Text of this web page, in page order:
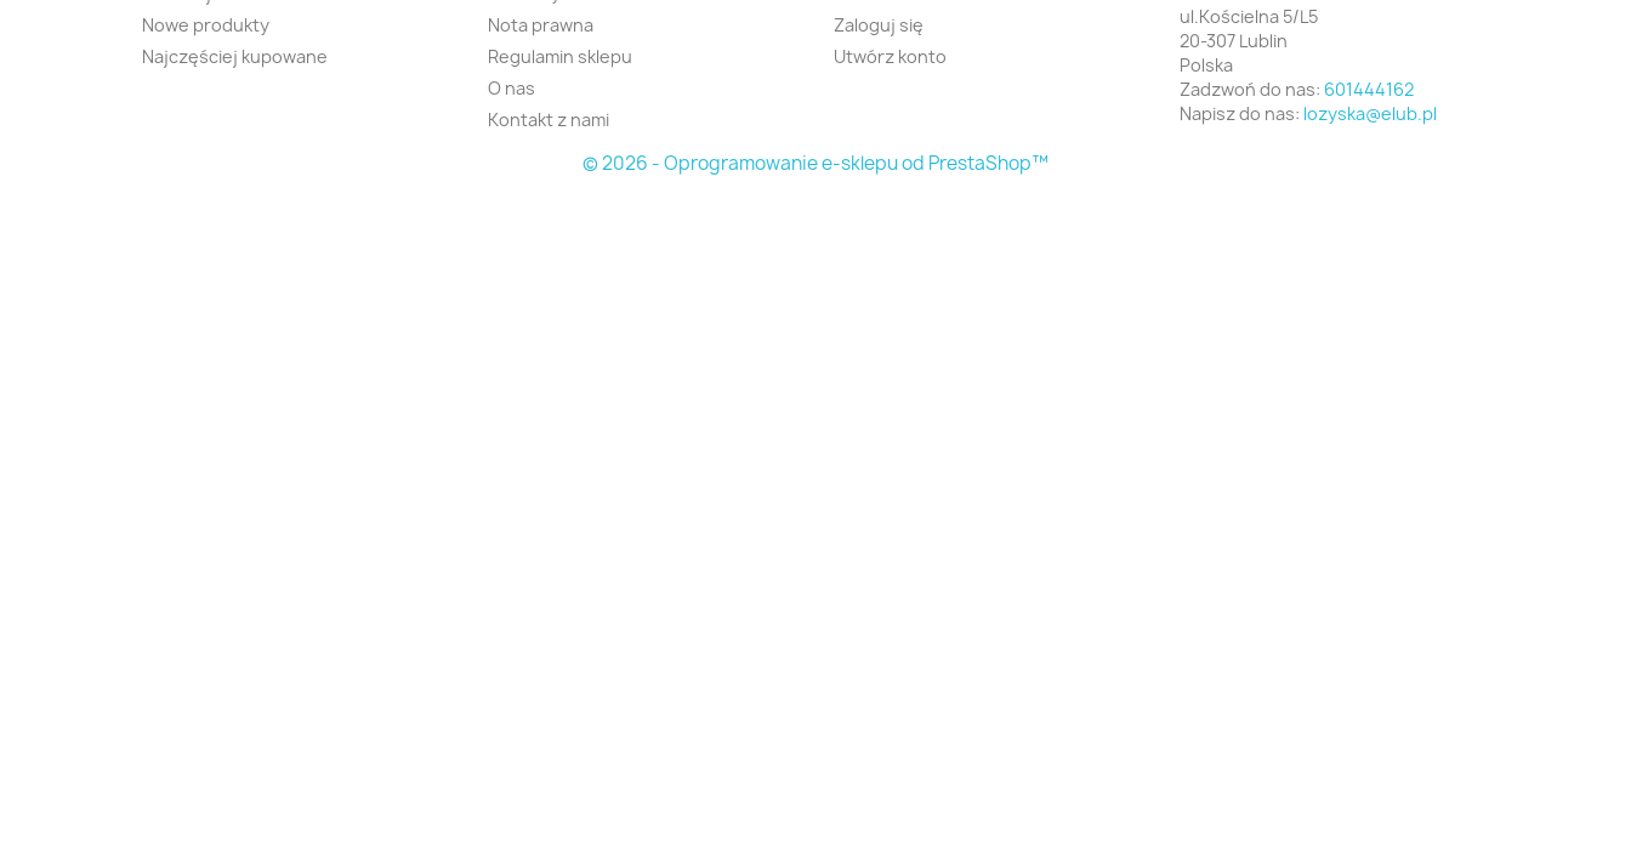
Nowe produkty
Najczęściej kupowane
Nota prawna
Regulamin sklepu
O nas
Kontakt z nami
Zaloguj się
Utwórz konto
ul.Kościelna 5/L5
20-307 Lublin
Polska
Zadzwoń do nas: 601444162
Napisz do nas: lozyska@elub.pl
© 2026 - Oprogramowanie e-sklepu od PrestaShop™